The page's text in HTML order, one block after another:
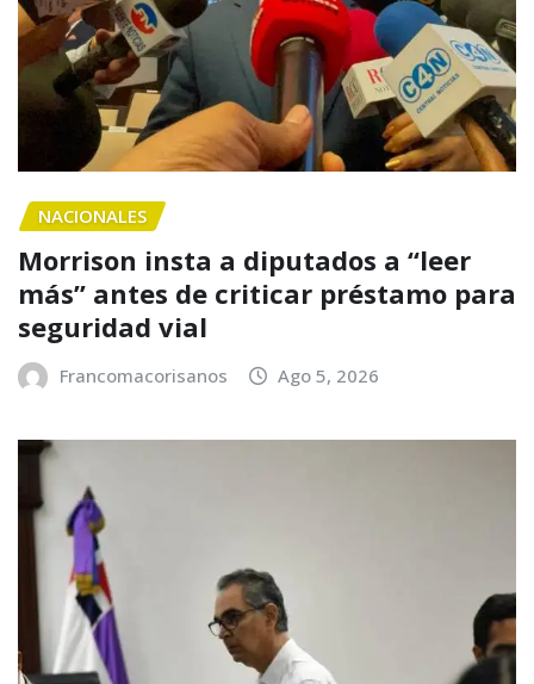
NACIONALES
Morrison insta a diputados a “leer
más” antes de criticar préstamo para
seguridad vial
Francomacorisanos Ago 5, 2026